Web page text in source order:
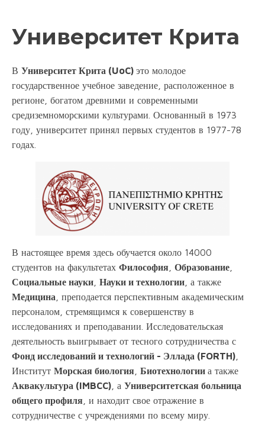
Университет Крита
В Университет Крита (UoC) это молодое
государственное учебное заведение, расположенное в
регионе, богатом древними и современными
средиземноморскими культурами. Основанный в 1973
году, университет принял первых студентов в 1977-78
годах.
В настоящее время здесь обучается около 14000
студентов на факультетах Философия Образование
Социальные науки Науки и технологии , а также
Медицина , преподается перспективным академическим
персоналом, стремящимся к совершенству в
исследованиях и преподавании. Исследовательская
деятельность выигрывает от тесного сотрудничества с
Фонд исследований и технологий - Эллада (FORTH)
Институт Морская биология Биотехнологии а также
Аквакультура (IMBCC) , а Университетская больница
общего профиля , и находит свое отражение в
сотрудничестве с учреждениями по всему миру.